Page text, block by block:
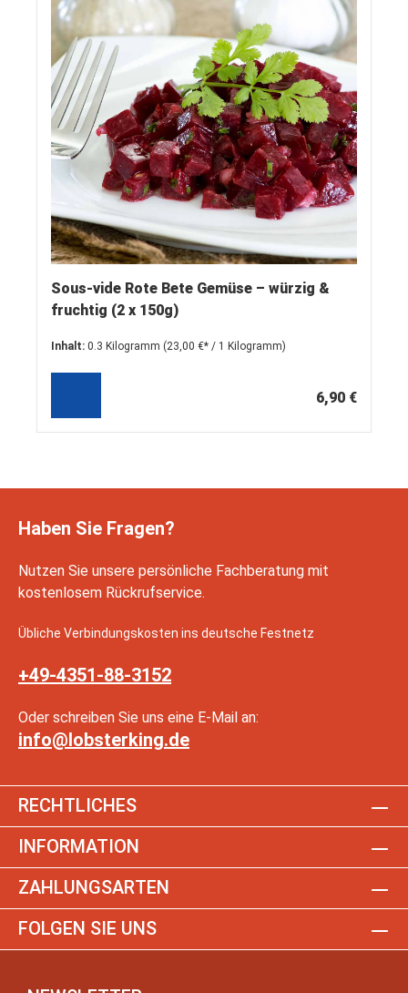
Sous-vide Rote Bete Gemüse – würzig &
fruchtig (2 x 150g)
Inhalt: 0.3 Kilogramm (23,00 €* / 1 Kilogramm)
6,90 €
Haben Sie Fragen?
Nutzen Sie unsere persönliche Fachberatung mit
kostenlosem Rückrufservice.
Übliche Verbindungskosten ins deutsche Festnetz
+49-4351-88-3152
Oder schreiben Sie uns eine E-Mail an:
info@lobsterking.de
RECHTLICHES
INFORMATION
ZAHLUNGSARTEN
FOLGEN SIE UNS